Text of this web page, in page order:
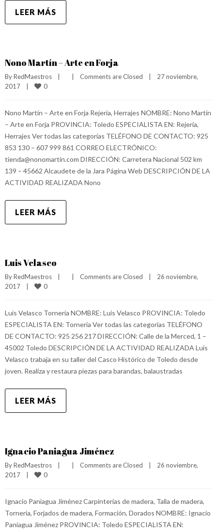
LEER MÁS
Nono Martín – Arte en Forja
By RedMaestros Comments are Closed
27 noviembre,
2017
0
Nono Martín – Arte en Forja Rejería, Herrajes NOMBRE: Nono Martín
– Arte en Forja PROVINCIA: Toledo ESPECIALISTA EN: Rejería,
Herrajes Ver todas las categorías TELÉFONO DE CONTACTO: 925
853 130 – 607 999 861 CORREO ELECTRÓNICO:
tienda@nonomartin.com DIRECCIÓN: Carretera Nacional 502 km
139 – 45662 Alcaudete de la Jara Página Web DESCRIPCIÓN DE LA
ACTIVIDAD REALIZADA Nono
LEER MÁS
Luis Velasco
By RedMaestros Comments are Closed
26 noviembre,
2017
0
Luis Velasco Tornería NOMBRE: Luis Velasco PROVINCIA: Toledo
ESPECIALISTA EN: Tornería Ver todas las categorías TELÉFONO
DE CONTACTO: 925 256 217 DIRECCIÓN: Calle de la Merced, 1 –
45002 Toledo DESCRIPCIÓN DE LA ACTIVIDAD REALIZADA Luis
Velasco trabaja en su taller del Casco Histórico de Toledo desde
joven. Realiza y restaura piezas para barandas, balaustradas
LEER MÁS
Ignacio Paniagua Jiménez
By RedMaestros Comments are Closed
26 noviembre,
2017
0
Ignacio Paniagua Jiménez Carpinterías de madera, Talla de madera,
Tornería, Forjados de madera, Formación, Dorados NOMBRE: Ignacio
Paniagua Jiménez PROVINCIA: Toledo ESPECIALISTA EN: